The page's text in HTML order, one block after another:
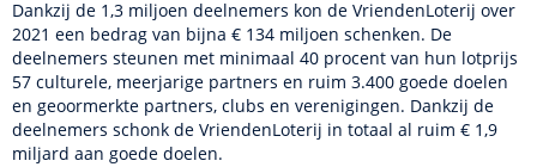
Dankzij de 1,3 miljoen deelnemers kon de VriendenLoterij over
2021 een bedrag van bijna € 134 miljoen schenken. De
deelnemers steunen met minimaal 40 procent van hun lotprijs
57 culturele, meerjarige partners en ruim 3.400 goede doelen
en geoormerkte partners, clubs en verenigingen. Dankzij de
deelnemers schonk de VriendenLoterij in totaal al ruim € 1,9
miljard aan goede doelen.